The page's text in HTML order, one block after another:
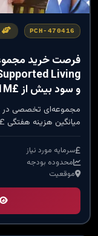
PCH-470416
و سود بیش از £1M
عالی در منطقه.
سرمایه مورد نیاز
محدوده بودجه
موقعیت